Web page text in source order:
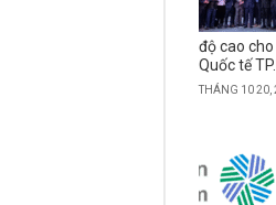
độ cao
Quốc tế
THÁNG 10 20,